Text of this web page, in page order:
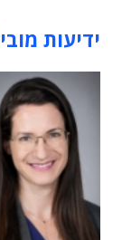
ידיעות